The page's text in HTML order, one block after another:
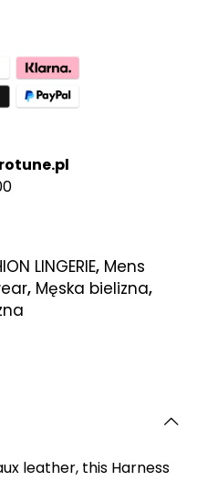
LINGERIE, Mens
, Męska bielizna,
leather, this Harness